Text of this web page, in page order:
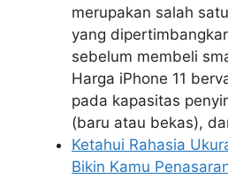
merupakan salah
yang
sebelum membeli
Harga iPhone 11
pada kapasitas
(baru atau bekas),
Ketahui Rahasia
Bikin Kamu